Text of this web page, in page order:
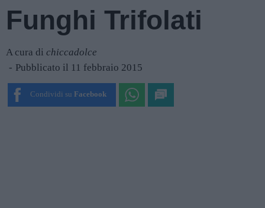
Funghi Trifolati
A cura di chiccadolce
Pubblicato il 11 febbraio 2015
Condividi su Facebook